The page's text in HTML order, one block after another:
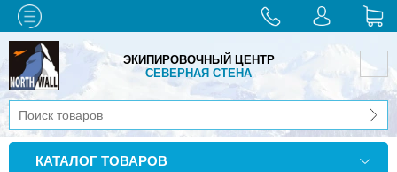
ЭКИПИРОВОЧНЫЙ ЦЕНТР
СЕВЕРНАЯ СТЕНА
КАТАЛОГ ТОВАРОВ